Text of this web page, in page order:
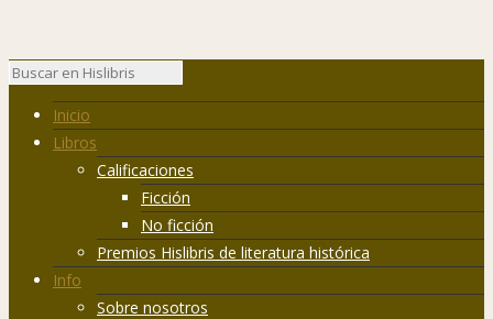
Inicio
Libros
Calificaciones
Ficción
No ficción
Premios Hislibris de literatura histórica
Info
Sobre nosotros